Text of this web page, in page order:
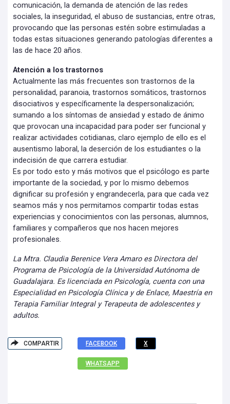
comunicación, la demanda de atención de las redes
sociales, la inseguridad, el abuso de sustancias, entre otras,
provocando que las personas estén sobre estimuladas a
todas estas situaciones generando patologías diferentes a
las de hace 20 años.
Atención a los trastornos
Actualmente las más frecuentes son trastornos de la
personalidad, paranoia, trastornos somáticos, trastornos
disociativos y específicamente la despersonalización;
sumando a los síntomas de ansiedad y estado de ánimo
que provocan una incapacidad para poder ser funcional y
realizar actividades cotidianas, claro ejemplo de ello es el
ausentismo laboral, la deserción de los estudiantes o la
indecisión de que carrera estudiar.
Es por todo esto y más motivos que el psicólogo es parte
importante de la sociedad, y por lo mismo debemos
dignificar su profesión y engrandecerla, para que cada vez
seamos más y nos permitamos compartir todas estas
experiencias y conocimientos con las personas, alumnos,
familiares y compañeros que nos hacen mejores
profesionales.
La Mtra. Claudia Berenice Vera Amaro es Directora del
Programa de Psicología de la Universidad Autónoma de
Guadalajara. Es licenciada en Psicología, cuenta con una
Especialidad en Psicología Clínica y de Enlace, Maestría en
Terapia Familiar Integral y Terapeuta de adolescentes y
adultos.
COMPARTIR FACEBOOK X
WHATSAPP